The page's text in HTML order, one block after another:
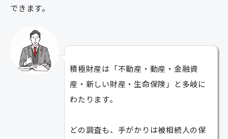
できます。
積極財産は「不動産・動産・金融資
産・新しい財産・生命保険」と多岐に
わたります。
どの調査も、手がかりは被相続人の保